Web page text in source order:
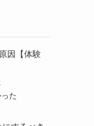
因【体験
た